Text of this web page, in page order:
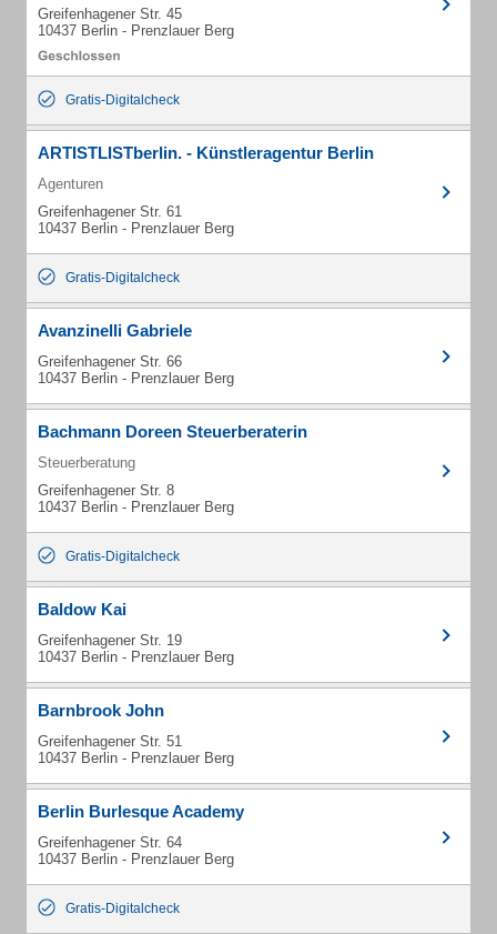
Greifenhagener Str. 45
10437 Berlin - Prenzlauer Berg
Gratis-Digitalcheck
ARTISTLISTberlin. - Künstleragentur Berlin
Agenturen
Greifenhagener Str. 61
10437 Berlin - Prenzlauer Berg
Gratis-Digitalcheck
Avanzinelli Gabriele
Greifenhagener Str. 66
10437 Berlin - Prenzlauer Berg
Bachmann Doreen Steuerberaterin
Steuerberatung
Greifenhagener Str. 8
10437 Berlin - Prenzlauer Berg
Gratis-Digitalcheck
Baldow Kai
Greifenhagener Str. 19
10437 Berlin - Prenzlauer Berg
Barnbrook John
Greifenhagener Str. 51
10437 Berlin - Prenzlauer Berg
Berlin Burlesque Academy
Greifenhagener Str. 64
10437 Berlin - Prenzlauer Berg
Gratis-Digitalcheck